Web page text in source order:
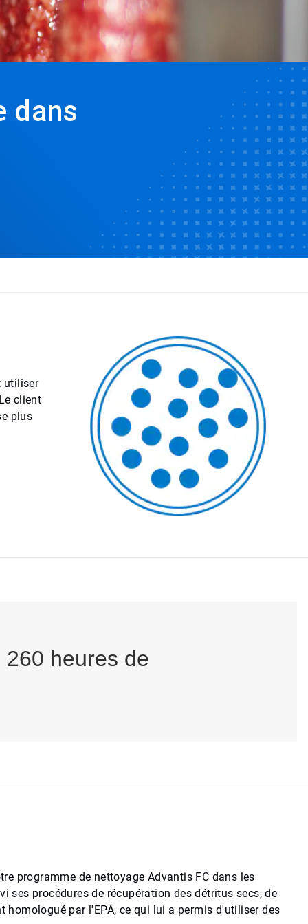
dans
utiliser
client
plus
heures de
programme de nettoyage Advantis FC dans les
ses procédures de récupération des détritus secs, de
par l'EPA, ce qui lui a permis d'utiliser des